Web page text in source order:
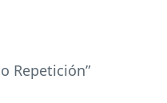
Repetición”